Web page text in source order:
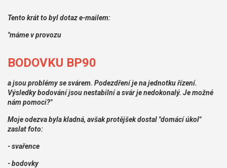
Tento krát to byl dotaz e-mailem:
"máme v provozu
BODOVKU BP90
a jsou problémy se svárem. Podezdření je na jednotku řízení.
Výsledky bodování jsou nestabilní a svár je nedokonalý. Je možné
nám pomoci?"
Moje odezva byla kladná, avšak protějšek dostal "domácí úkol"
zaslat foto:
- svařence
- bodovky